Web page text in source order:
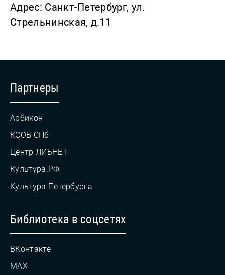
Адрес: Санкт-Петербург, ул.
Стрельнинская, д.11
Партнеры
Арбикон
КСОБ СПб
Центр ЛИБНЕТ
Культура.РФ
Культура Петербурга
Библиотека в соцсетях
ВКонтакте
MAX